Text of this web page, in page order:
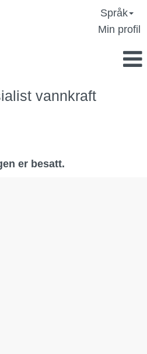
Språk
Min profil
vannkraft
er besatt.